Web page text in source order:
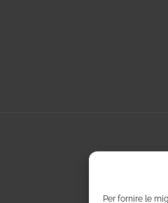
Per fornire le